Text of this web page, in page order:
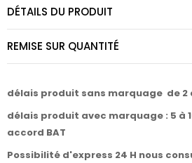
DÉTAILS DU PRODUIT
REMISE SUR QUANTITÉ
délais produit sans marquage de 2
délais produit avec marquage : 5 à
accord BAT
Possibilité d'express 24 H nous